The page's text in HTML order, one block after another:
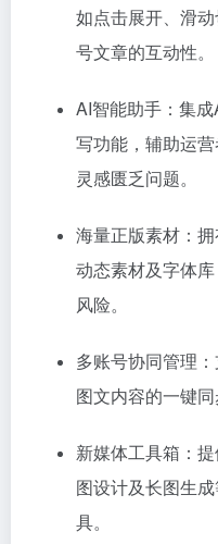
如点击展开、滑
号文章的互动性。
AI智能助手：集
写功能，辅助运
灵感匮乏问题。
海量正版素材：
动态素材及字体
风险。
多账号协同管理
图文内容的一键同
新媒体工具箱：
图设计及长图生
具。